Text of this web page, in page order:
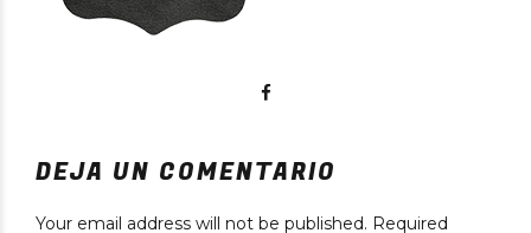
DEJA UN COMENTARIO
Your email address will not be published. Required